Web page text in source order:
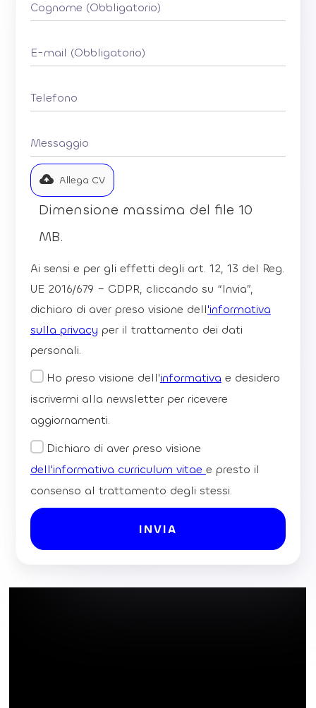
Allega CV
Dimensione massima del file 10
MB.
Ai sensi e per gli effetti degli art. 12, 13 del Reg.
UE 2016/679 – GDPR, cliccando su “Invia”,
dichiaro di aver preso visione dell'informativa
sulla privacy per il trattamento dei dati
personali.
Ho preso visione dell'informativa e desidero
iscrivermi alla newsletter per ricevere
aggiornamenti.
Dichiaro di aver preso visione
dell'informativa curriculum vitae e presto il
consenso al trattamento degli stessi.